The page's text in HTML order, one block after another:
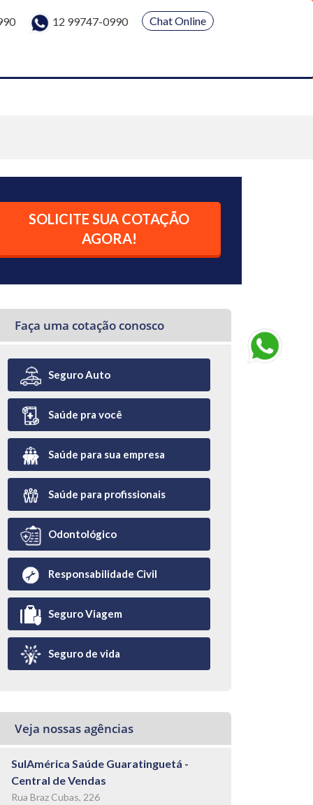
12 99747-0990 Chat Online
SOLICITE SUA COTAÇÃO
AGORA!
Faça uma cotação conosco
Seguro Auto
Saúde pra você
Saúde para sua empresa
Saúde para profissionais
Odontológico
Responsabilidade Civil
Seguro Viagem
Seguro de vida
Veja nossas agências
SulAmérica Saúde Guaratinguetá -
Central de Vendas
Rua Braz Cubas, 226